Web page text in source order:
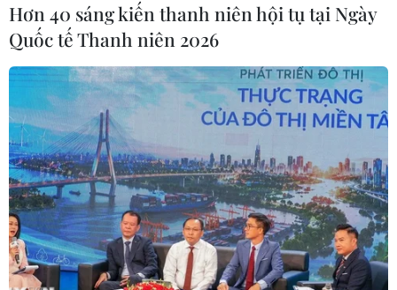
Hơn 40 sáng kiến thanh niên hội tụ tại Ngày
Quốc tế Thanh niên 2026